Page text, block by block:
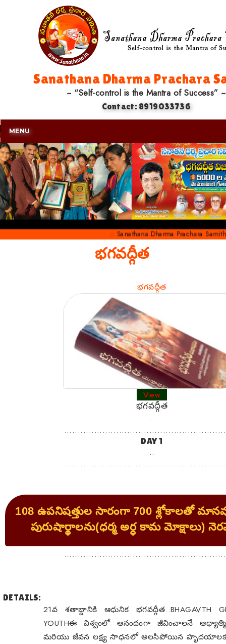
Sanathana Dharma Prachara
~ “Self-control is the Mantra of Success” ~
Contact: 8919033736
MENU
:: Sanathana Dharma Prachara Samithi :: ~
భగవద్గీత
భగవద్గీత
View
భగవద్గీత
..
DAY 1
..
108 ఉపనిషత్తుల సారంగా 700 శ్లోకాలతో
పురుషార్థాలను(ధర్మ అర్ధ కామ మోక్షాలు)
DETAILS:
21వ శతాబ్దానికి ఆధునిక భగవద్గీత..BHAGAVTH
YOUTHఈ విశ్వంలో ఆనందంగా జీవించాలనే
మరియు జీవన లక్ష్య సాధనలో అలసిపోయిన